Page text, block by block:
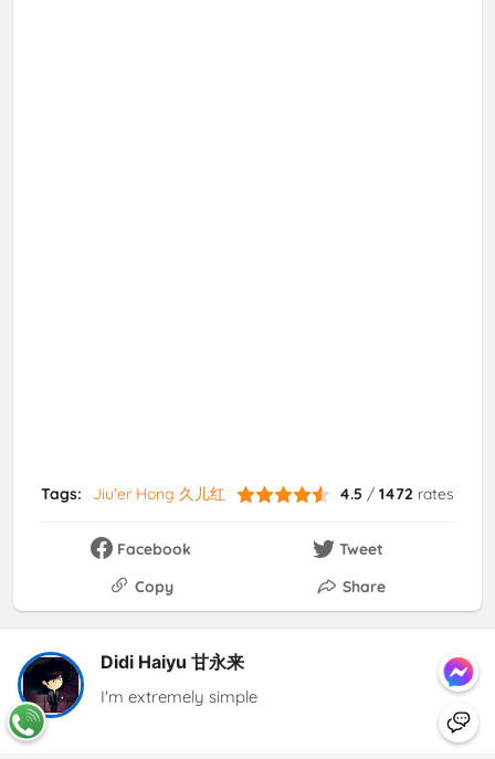
Tags: Jiu'er Hong 久儿红 4.5 /1472 rates
Facebook
Tweet
Copy
Share
Didi Haiyu 甘永来
I'm extremely simple